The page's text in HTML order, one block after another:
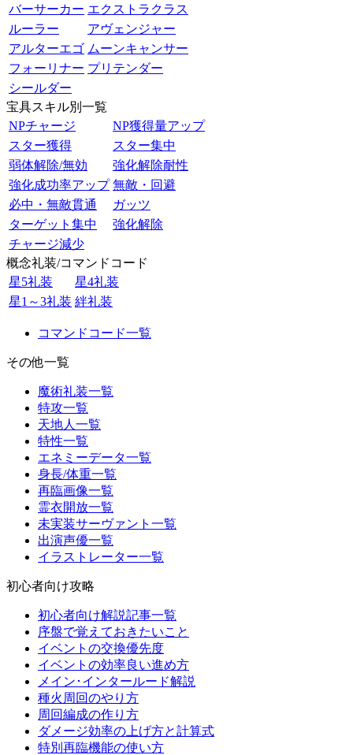
バーサーカー エクストラクラス
ルーラー
アヴェンジャー
アルターエゴ ムーンキャンサー
フォーリナー プリテンダー
シールダー
宝具スキル別一覧
NPチャージ
NP獲得量アップ
スター獲得
スター集中
弱体解除/無効
強化解除耐性
強化成功率アップ 無敵・回避
必中・無敵貫通
ガッツ
ターゲット集中
強化解除
チャージ減少
概念礼装/コマンドコード
星5礼装
星4礼装
星1～3礼装 絆礼装
コマンドコード一覧
その他一覧
魔術礼装一覧
特攻一覧
天地人一覧
特性一覧
エネミーデータ一覧
身長/体重一覧
再臨画像一覧
霊衣開放一覧
未実装サーヴァント一覧
出演声優一覧
イラストレーター一覧
初心者向け攻略
初心者向け解説記事一覧
序盤で覚えておきたいこと
イベントの交換優先度
イベントの効率良い進め方
メイン･インタールード解説
種火周回のやり方
周回編成の作り方
ダメージ効率の上げ方と計算式
特別再臨機能の使い方